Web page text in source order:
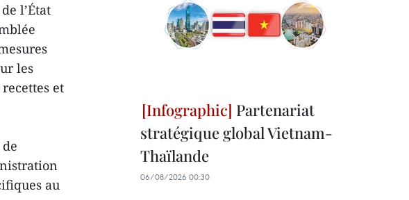
l’État
les
et
au
Partenariat
stratégique global Vietnam-
Thaïlande
06/08/2026 00:30